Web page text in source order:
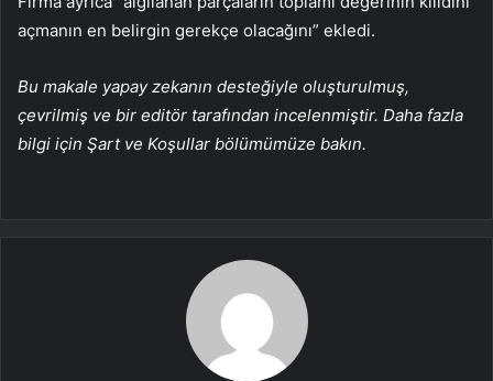
açmanın en belirgin gerekçe olacağını” ekledi.
Bu makale yapay zekanın desteğiyle oluşturulmuş,
çevrilmiş ve bir editör tarafından incelenmiştir. Daha fazla
bilgi için Şart ve Koşullar bölümümüze bakın.